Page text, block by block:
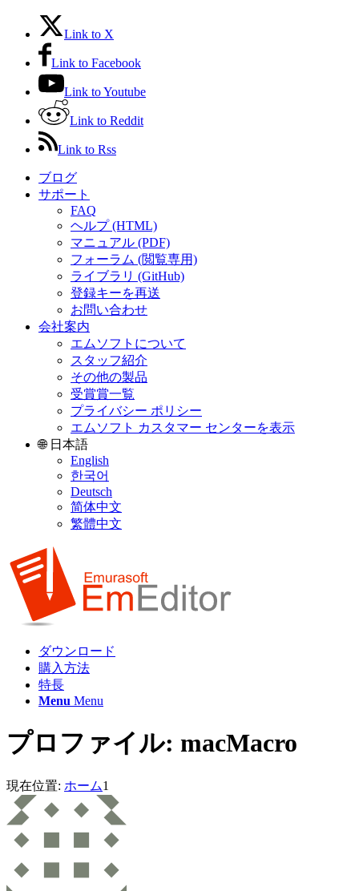
Link to X
Link to Facebook
Link to Youtube
Link to Reddit
Link to Rss
ブログ
サポート
FAQ
ヘルプ (HTML)
マニュアル (PDF)
フォーラム (閲覧専用)
ライブラリ (GitHub)
登録キーを再送
お問い合わせ
会社案内
エムソフトについて
スタッフ紹介
その他の製品
受賞賞一覧
プライバシー ポリシー
エムソフト カスタマー センターを表示
🌐 日本語
English
한국어
Deutsch
简体中文
繁體中文
ダウンロード
購入方法
特長
Menu Menu
プロファイル: macMacro
現在位置: ホーム1